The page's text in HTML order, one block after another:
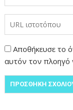
Αποθήκευσε το
αυτόν τον πλοηγό